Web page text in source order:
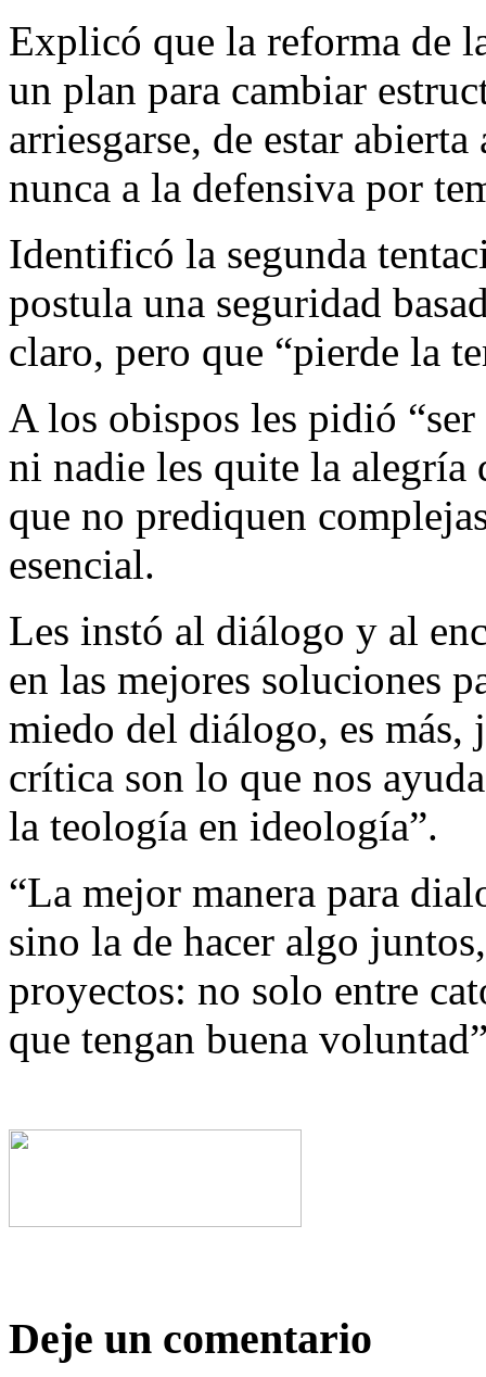
Explicó que la reforma de
un plan para cambiar
arriesgarse, de estar
nunca a la defensiva por
Identificó la segunda
postula una seguridad
claro, pero que “pierde la
A los obispos les pidió “ser
ni nadie les quite la alegría
que no prediquen
esencial.
Les instó al diálogo y al
en las mejores soluciones
miedo del diálogo, es
crítica son lo que nos
la teología en ideología”.
“La mejor manera para
sino la de hacer algo
proyectos: no solo entre
que tengan buena
Deje un comentario